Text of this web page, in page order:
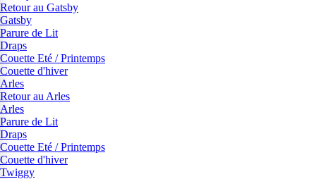
Retour au Gatsby
Gatsby
Parure de Lit
Draps
Couette Eté / Printemps
Couette d'hiver
Arles
Retour au Arles
Arles
Parure de Lit
Draps
Couette Eté / Printemps
Couette d'hiver
Twiggy